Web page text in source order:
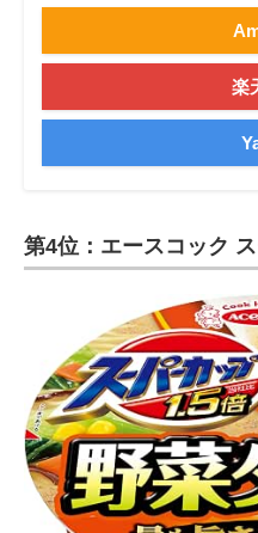
楽
第4位：エースコック